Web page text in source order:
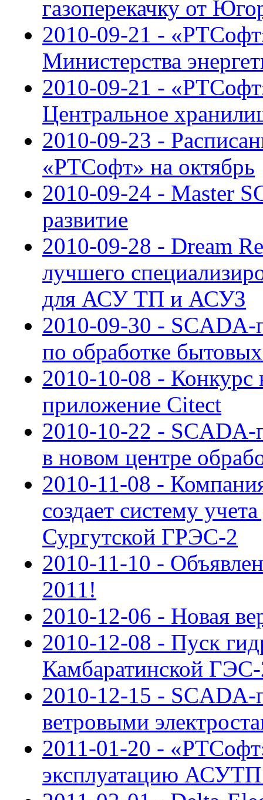
газоперекачку от
2010-09-21 -
Министерства
2010-09-21 -
Центральное
2010-09-23 -
«РТСофт» на октябрь
2010-09-24 - Master
развитие
2010-09-28 - Dream
лучшего
для АСУ ТП и АСУЗ
2010-09-30 - SCADA-
по обработке
2010-10-08 -
приложение Citect
2010-10-22 - SCADA-
в новом центре
2010-11-08 -
создает систему
Сургутской ГРЭС-2
2010-11-10 -
2011!
2010-12-06 - Новая
2010-12-08 - Пуск
Камбаратинской
2010-12-15 - SCADA-
ветровыми
2011-01-20 -
эксплуатацию